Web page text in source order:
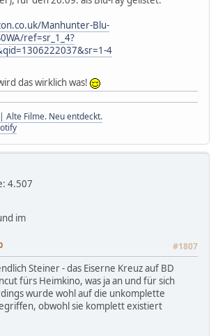
Manhunter-Blu-
ref=sr_1_4?
4
das wirklich was!
Alte Filme. Neu entdeckt.
4.507
im
#1807
Steiner - das Eiserne Kreuz auf BD
fürs Heimkino, was ja an und für sich
wurde wohl auf die unkomplette
obwohl sie komplett existiert